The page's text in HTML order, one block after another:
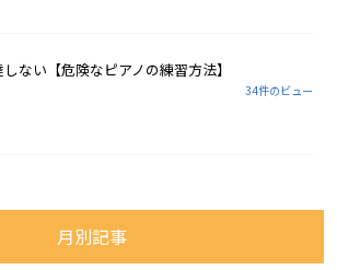
ない【危険なピアノの練習方法】
34件のビュー
月別記事